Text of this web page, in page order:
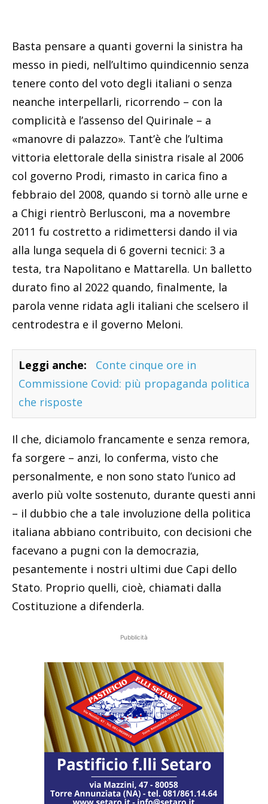
Basta pensare a quanti governi la sinistra ha
messo in piedi, nell’ultimo quindicennio senza
tenere conto del voto degli italiani o senza
neanche interpellarli, ricorrendo – con la
complicità e l’assenso del Quirinale – a
«manovre di palazzo». Tant’è che l’ultima
vittoria elettorale della sinistra risale al 2006
col governo Prodi, rimasto in carica fino a
febbraio del 2008, quando si tornò alle urne e
a Chigi rientrò Berlusconi, ma a novembre
2011 fu costretto a ridimettersi dando il via
alla lunga sequela di 6 governi tecnici: 3 a
testa, tra Napolitano e Mattarella. Un balletto
durato fino al 2022 quando, finalmente, la
parola venne ridata agli italiani che scelsero il
centrodestra e il governo Meloni.
Leggi anche:
Conte cinque ore in
Commissione Covid: più propaganda politica
che risposte
Il che, diciamolo francamente e senza remora,
fa sorgere – anzi, lo conferma, visto che
personalmente, e non sono stato l’unico ad
averlo più volte sostenuto, durante questi anni
– il dubbio che a tale involuzione della politica
italiana abbiano contribuito, con decisioni che
facevano a pugni con la democrazia,
pesantemente i nostri ultimi due Capi dello
Stato. Proprio quelli, cioè, chiamati dalla
Costituzione a difenderla.
Pubblicità